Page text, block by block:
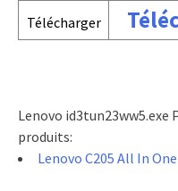
Télécharger
Lenovo
produits:
Lenovo C205 All In One